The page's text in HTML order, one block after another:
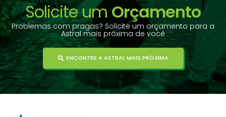
Solicite um Orçamento
Problemas com pragas? Solicite um orçamento para a
Astral mais próxima de você
ENCONTRE A ASTRAL MAIS PRÓXIMA